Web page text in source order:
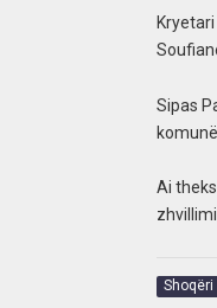
Sipas
Ai
Shoqëri